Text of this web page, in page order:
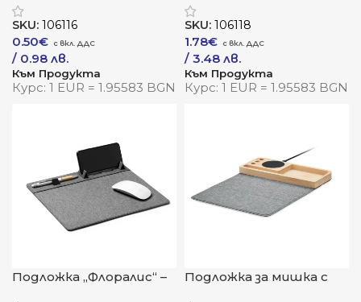
комфорт с екологичен
акцент
SKU: 106116
0.50€
/ 0.98 лв.
Към Продукта
Курс: 1 EUR = 1.95583 BGN
модерното работно
пространство
SKU: 106118
1.78€
/ 3.48 лв.
Към Продукта
Курс: 1 EUR = 1.95583 BGN
Подложка „Флоралис“ –
Подложка за мишка с